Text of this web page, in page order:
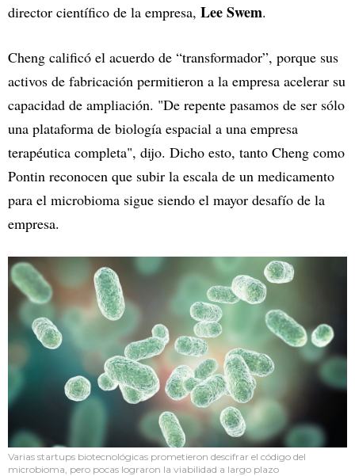
director científico de la empresa, Lee Swem.
Cheng calificó el acuerdo de “transformador”, porque sus
activos de fabricación permitieron a la empresa acelerar su
capacidad de ampliación. "De repente pasamos de ser sólo
una plataforma de biología espacial a una empresa
terapéutica completa", dijo. Dicho esto, tanto Cheng como
Pontin reconocen que subir la escala de un medicamento
para el microbioma sigue siendo el mayor desafío de la
empresa.
Varias startups biotecnológicas prometieron descifrar el código del
microbioma, pero pocas lograron la viabilidad a largo plazo